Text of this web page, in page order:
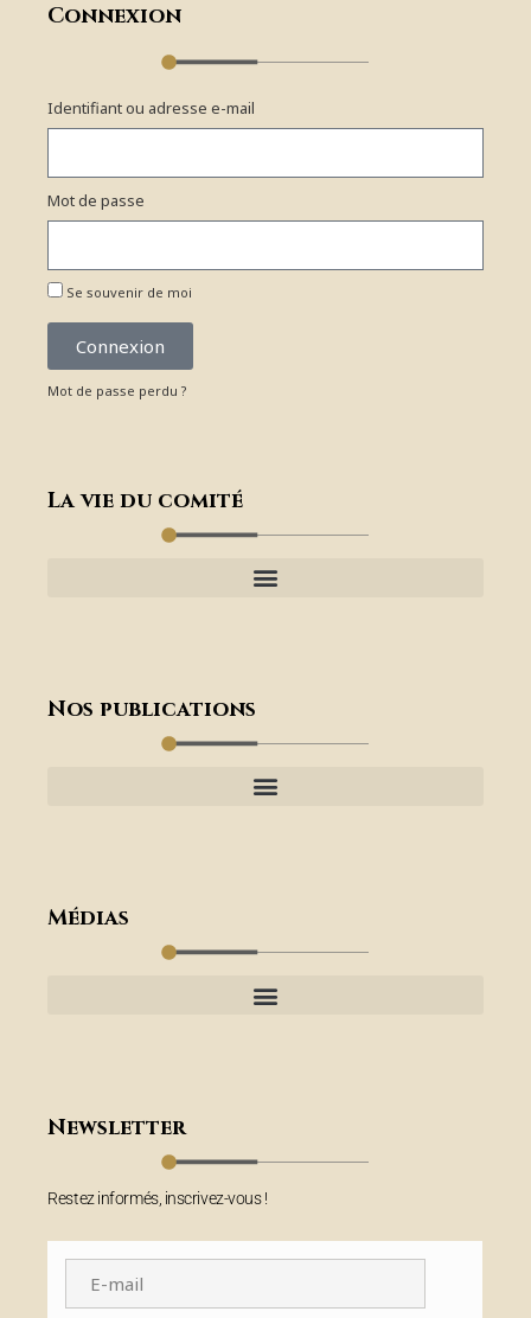
Connexion
Identifiant ou adresse e-mail
Mot de passe
Se souvenir de moi
Connexion
Mot de passe perdu ?
La vie du comité
Nos publications
Médias
Newsletter
Restez informés, inscrivez-vous !